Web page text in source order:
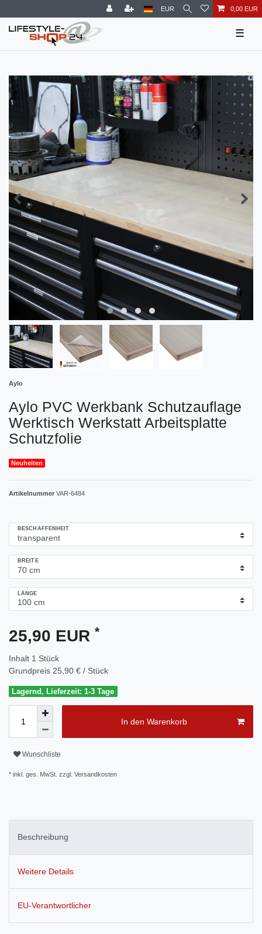
EUR 0,00 EUR
☰
Aylo
Aylo PVC Werkbank Schutzauflage
Werktisch Werkstatt Arbeitsplatte
Schutzfolie
Neuheiten
Artikelnummer VAR-6484
BESCHAFFENHEIT
BREITE
LÄNGE
25,90 EUR *
Inhalt 1 Stück
Grundpreis 25,90 € / Stück
Lagernd, Lieferzeit: 1-3 Tage
In den Warenkorb
Wunschliste
* inkl. ges. MwSt. zzgl. Versandkosten
Beschreibung
Weitere Details
EU-Verantwortlicher